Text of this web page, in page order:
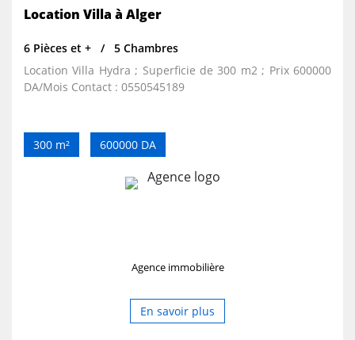
Location Villa à Alger
6 Pièces et +
5 Chambres
Location Villa Hydra ; Superficie de 300 m2 ; Prix 600000
DA/Mois Contact : 0550545189
300 m² 600000 DA
Agence immobilière
En savoir plus